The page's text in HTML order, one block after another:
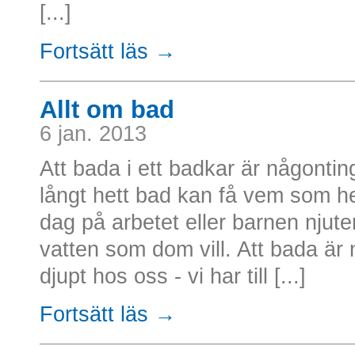
[...]
Fortsätt läs →
Allt om bad
6 jan. 2013
Att bada i ett badkar är
långt hett bad kan få vem som
dag på arbetet eller barnen
vatten som dom vill. Att bada är
djupt hos oss - vi har till [...]
Fortsätt läs →